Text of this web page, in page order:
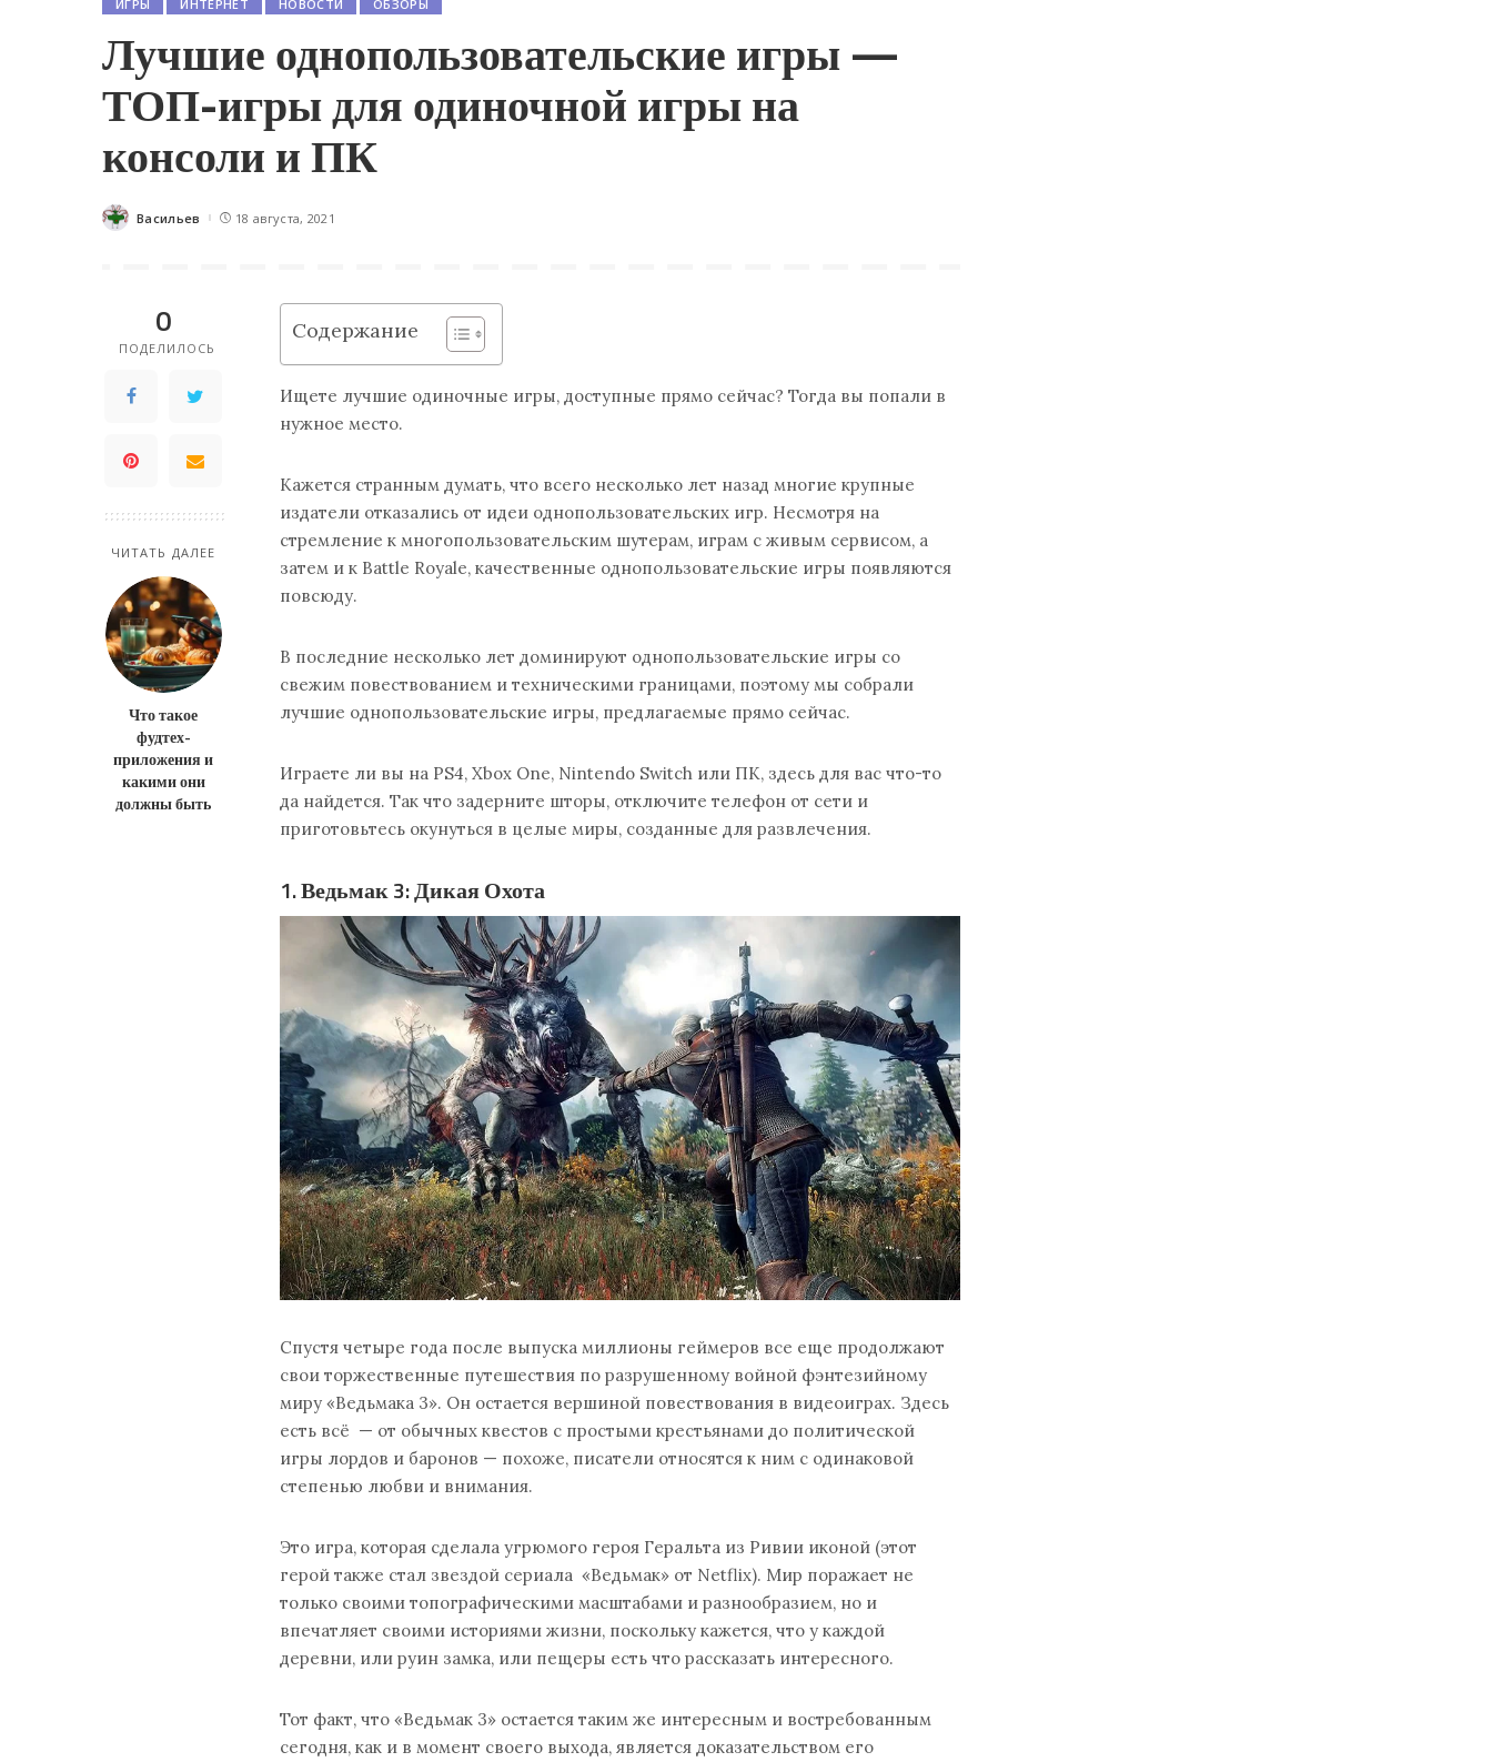
ИГРЫ ИНТЕРНЕТ НОВОСТИ ОБЗОРЫ
Лучшие однопользовательские игры —
ТОП-игры для одиночной игры на
консоли и ПК
Posted
Васильев 18 августа, 2021
0
ПОДЕЛИЛОСЬ
ЧИТАТЬ ДАЛЕЕ
Что такое
фудтех-
приложения и
какими они
должны быть
Содержание
Ищете лучшие одиночные игры, доступные прямо сейчас? Тогда вы попали в
нужное место.
Кажется странным думать, что всего несколько лет назад многие крупные
издатели отказались от идеи однопользовательских игр. Несмотря на
стремление к многопользовательским шутерам, играм с живым сервисом, а
затем и к Battle Royale, качественные однопользовательские игры появляются
повсюду.
В последние несколько лет доминируют однопользовательские игры со
свежим повествованием и техническими границами, поэтому мы собрали
лучшие однопользовательские игры, предлагаемые прямо сейчас.
Играете ли вы на PS4, Xbox One, Nintendo Switch или ПК, здесь для вас что-то
да найдется. Так что задерните шторы, отключите телефон от сети и
приготовьтесь окунуться в целые миры, созданные для развлечения.
1. Ведьмак 3: Дикая Охота
Спустя четыре года после выпуска миллионы геймеров все еще продолжают
свои торжественные путешествия по разрушенному войной фэнтезийному
миру «Ведьмака 3». Он остается вершиной повествования в видеоиграх. Здесь
есть всё — от обычных квестов с простыми крестьянами до политической
игры лордов и баронов — похоже, писатели относятся к ним с одинаковой
степенью любви и внимания.
Это игра, которая сделала угрюмого героя Геральта из Ривии иконой (этот
герой также стал звездой сериала «Ведьмак» от Netflix). Мир поражает не
только своими топографическими масштабами и разнообразием, но и
впечатляет своими историями жизни, поскольку кажется, что у каждой
деревни, или руин замка, или пещеры есть что рассказать интересного.
Тот факт, что «Ведьмак 3» остается таким же интересным и востребованным
сегодня, как и в момент своего выхода, является доказательством его